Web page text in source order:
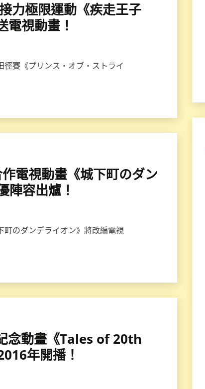
力極限運動《疾走王子
視動畫！
賽《プリンス・オブ・ストライ
電視動畫《城下町のダン
陣容出爐！
のダンデライオン》將改編電視
念動畫《Tales of 20th
年開播！